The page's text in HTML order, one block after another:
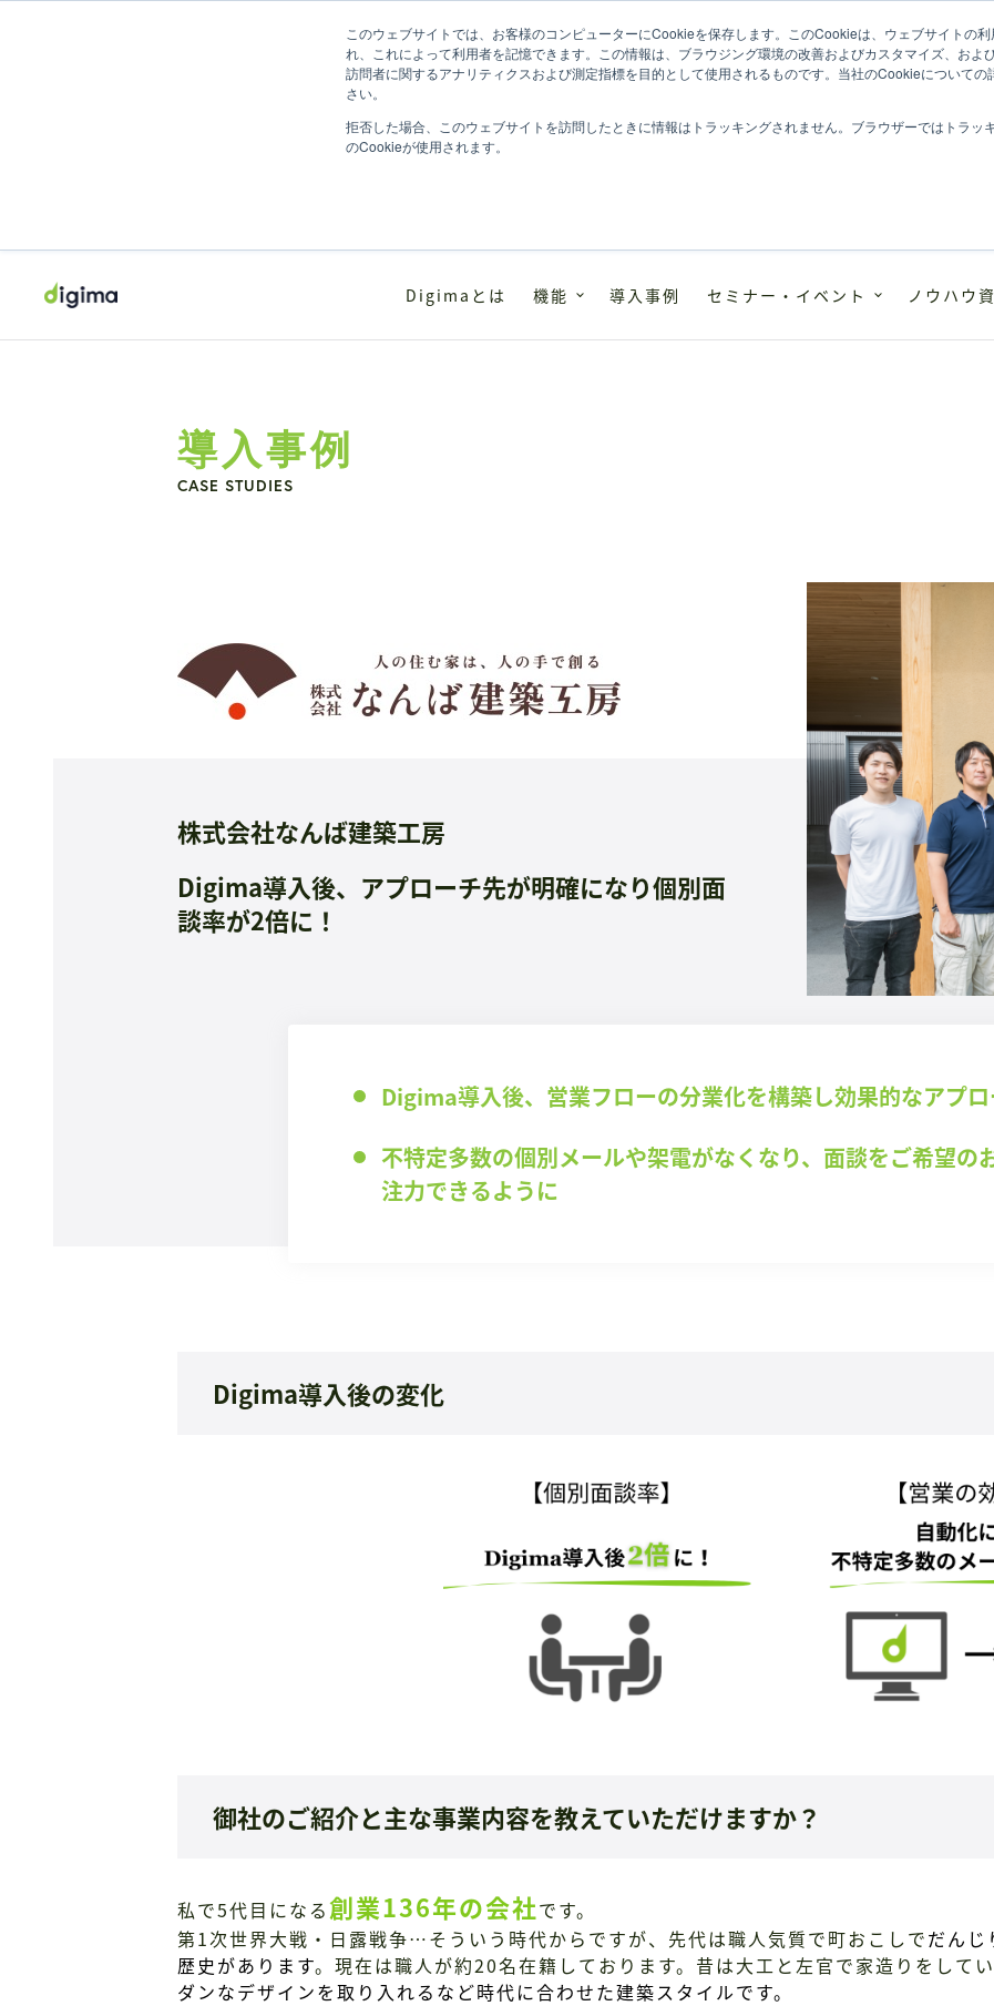
このウェブサイトでは、お客様のコンピューターにCookieを保存します。このCookieは、ウェブサイトの
れ、これによって利用者を記憶できます。この情報は、ブラウジング環境の改善およびカスタマイズ、およ
訪問者に関するアナリティクスおよび測定指標を目的として使用されるものです。当社のCookieについて
さい。
拒否した場合、このウェブサイトを訪問したときに情報はトラッキングされません。ブラウザーではトラッ
のCookieが使用されます。
Digimaとは 機能 導入事例 セミナー・イベント ノウハウ
導入事例
CASE STUDIES
株式会社なんば建築工房
Digima導入後、アプローチ先が明確になり個別面
談率が2倍に！
Digima導入後、営業フローの分業化を構築し効果的なアプロ
不特定多数の個別メールや架電がなくなり、面談をご希望の
注力できるように
Digima導入後の変化
御社のご紹介と主な事業内容を教えていただけますか？
私で5代目になる創業136年の会社です。
第1次世界大戦・日露戦争…そういう時代からですが、先代は職人気質で町おこしでだんじ
歴史があります。現在は職人が約20名在籍しております。昔は大工と左官で家造りをして
ダンなデザインを取り入れるなど時代に合わせた建築スタイルです。